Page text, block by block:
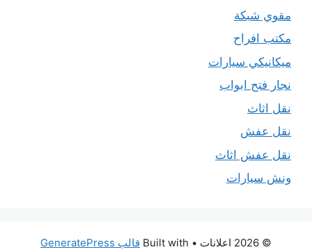
مقوي شبكة
مكتب افراح
ميكانيكي سيارات
نجار فتح ابواب
نقل اثاث
نقل عفش
نقل عفش اثاث
ونش سيارات
© 2026 اعلانات • Built with قالب GeneratePress